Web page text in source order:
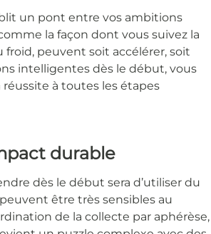
un pont entre vos ambitions
la façon dont vous suivez la
peuvent soit accélérer, soit
intelligentes dès le début, vous
réussite à toutes les étapes
durable
dès le début sera d’utiliser du
être très sensibles au
de la collecte par aphérèse,